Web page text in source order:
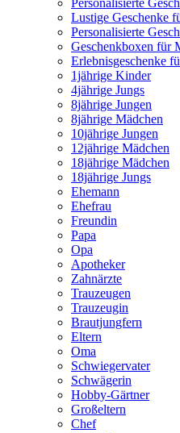
Personalisierte
Lustige Geschenke
Personalisierte
Geschenkboxen für
Erlebnisgeschenke
1jährige Kinder
4jährige Jungs
8jährige Jungen
8jährige Mädchen
10jährige Jungen
12jährige Mädchen
18jährige Mädchen
18jährige Jungs
Ehemann
Ehefrau
Freundin
Papa
Opa
Apotheker
Zahnärzte
Trauzeugen
Trauzeugin
Brautjungfern
Eltern
Oma
Schwiegervater
Schwägerin
Hobby-Gärtner
Großeltern
Chef